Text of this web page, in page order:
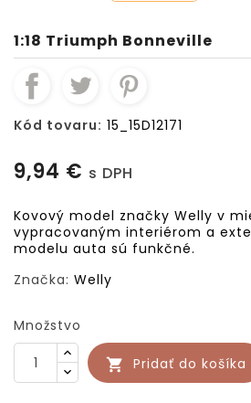
1:18 Triumph Bonneville
Kód tovaru: 15_15D12171
9,94 € s DPH
Kovový model značky Welly v
vypracovaným interiérom a
modelu auta sú funkčné.
Značka: Welly
Množstvo
 Pridať do košíka